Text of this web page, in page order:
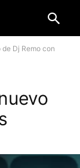
de Dj Remo con